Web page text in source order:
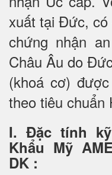
xuất tại Đức,
chứng nhận
Châu Âu do
(khoá cơ)
theo tiêu chuẩn
I. Đặc tính
Khẩu Mỹ
DK :